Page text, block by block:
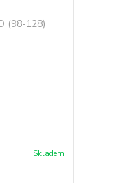
Skladem